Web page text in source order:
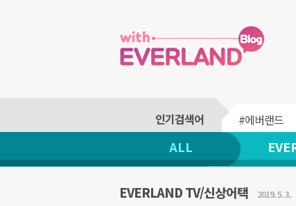
#에버랜드
ALL
EVERLAND TV/신상어택 2019. 5. 3.